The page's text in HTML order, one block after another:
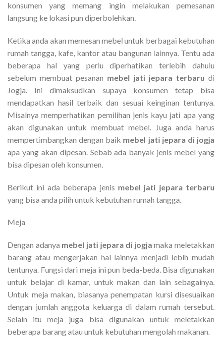
konsumen yang memang ingin melakukan pemesanan
langsung ke lokasi pun diperbolehkan.
Ketika anda akan memesan mebel untuk berbagai kebutuhan
rumah tangga, kafe, kantor atau bangunan lainnya. Tentu ada
beberapa hal yang perlu diperhatikan terlebih dahulu
sebelum membuat pesanan mebel jati jepara terbaru di
Jogja. Ini dimaksudkan supaya konsumen tetap bisa
mendapatkan hasil terbaik dan sesuai keinginan tentunya.
Misalnya memperhatikan pemilihan jenis kayu jati apa yang
akan digunakan untuk membuat mebel. Juga anda harus
mempertimbangkan dengan baik mebel jati jepara di jogja
apa yang akan dipesan. Sebab ada banyak jenis mebel yang
bisa dipesan oleh konsumen.
Berikut ini ada beberapa jenis mebel jati jepara terbaru
yang bisa anda pilih untuk kebutuhan rumah tangga.
Meja
Dengan adanya mebel jati jepara di jogja maka meletakkan
barang atau mengerjakan hal lainnya menjadi lebih mudah
tentunya. Fungsi dari meja ini pun beda-beda. Bisa digunakan
untuk belajar di kamar, untuk makan dan lain sebagainya.
Untuk meja makan, biasanya penempatan kursi disesuaikan
dengan jumlah anggota keluarga di dalam rumah tersebut.
Selain itu meja juga bisa digunakan untuk meletakkan
beberapa barang atau untuk kebutuhan mengolah makanan.